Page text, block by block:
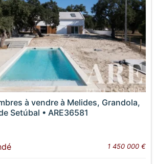
à vendre à Melides, Grandola,
Setúbal • ARE36581
1 450 000 €